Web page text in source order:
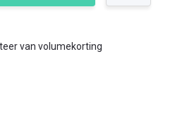
van volumekorting